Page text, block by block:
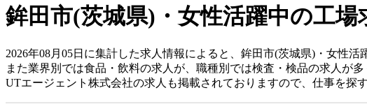
鉾田市(茨城県)・女性活躍中の工場
2026年08月05日に集計した求人情報によると、鉾田市(茨城県)・女性活
また業界別では食品・飲料の求人が、職種別では検査・検品の求人が多
UTエージェント株式会社の求人も掲載されておりますので、仕事を探